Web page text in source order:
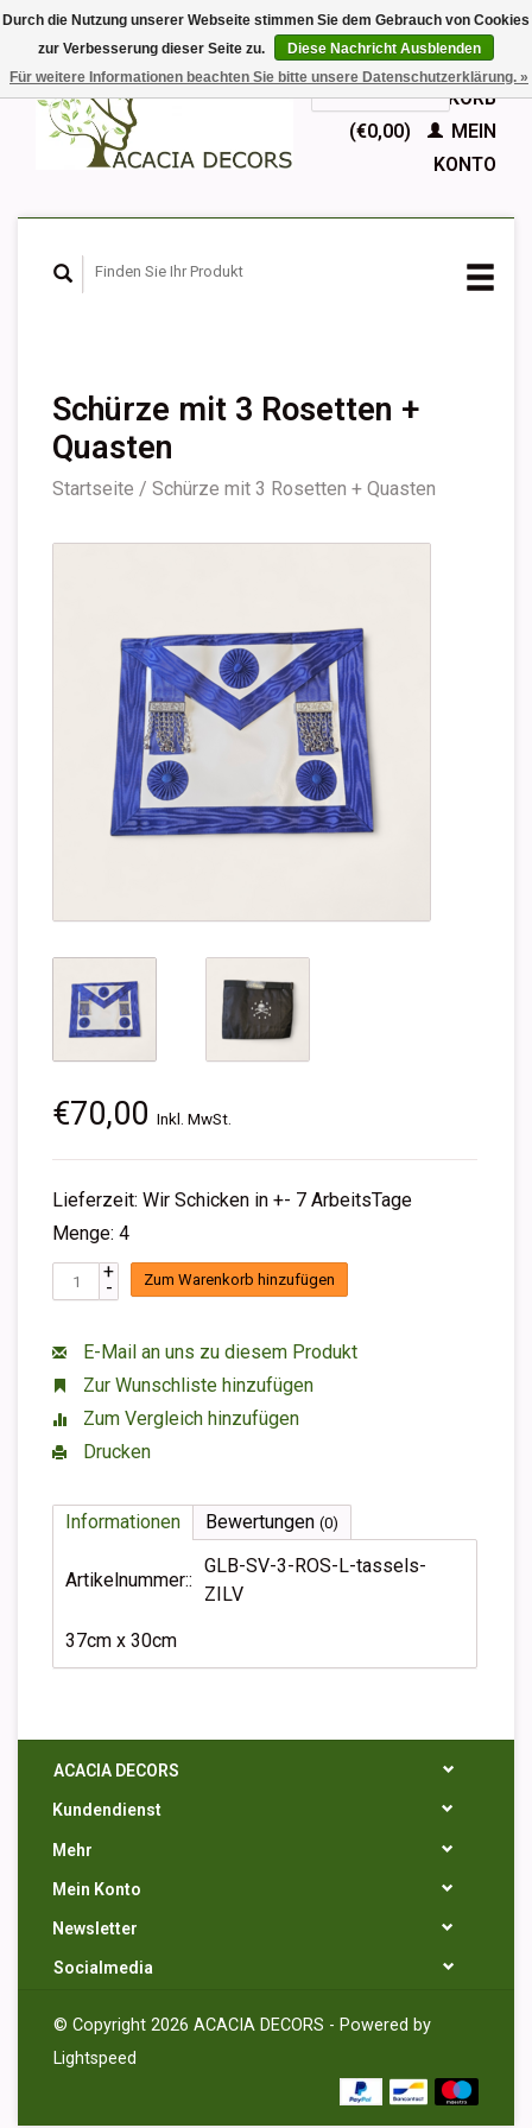
EUR
GBPDeutsch
Nederlands
English
IHR WARENKORB
(€0,00)
MEIN
KONTO
Schürze mit 3 Rosetten +
Quasten
Startseite / Schürze mit 3 Rosetten + Quasten
€70,00 Inkl. MwSt.
Lieferzeit: Wir Schicken in +- 7 ArbeitsTage
Menge: 4
+
- Zum Warenkorb hinzufügen
E-Mail an uns zu diesem Produkt
Zur Wunschliste hinzufügen
Zum Vergleich hinzufügen
Drucken
Informationen Bewertungen (0)
Artikelnummer::
GLB-SV-3-ROS-L-tassels-
ZILV
37cm x 30cm
ACACIA DECORS
Kundendienst
Mehr
Mein Konto
Newsletter
Socialmedia
© Copyright 2026 ACACIA DECORS - Powered by
Lightspeed
Durch die Nutzung unserer Webseite stimmen Sie dem Gebrauch von Cookies
zur Verbesserung dieser Seite zu.
Diese Nachricht Ausblenden
Für weitere Informationen beachten Sie bitte unsere Datenschutzerklärung. »